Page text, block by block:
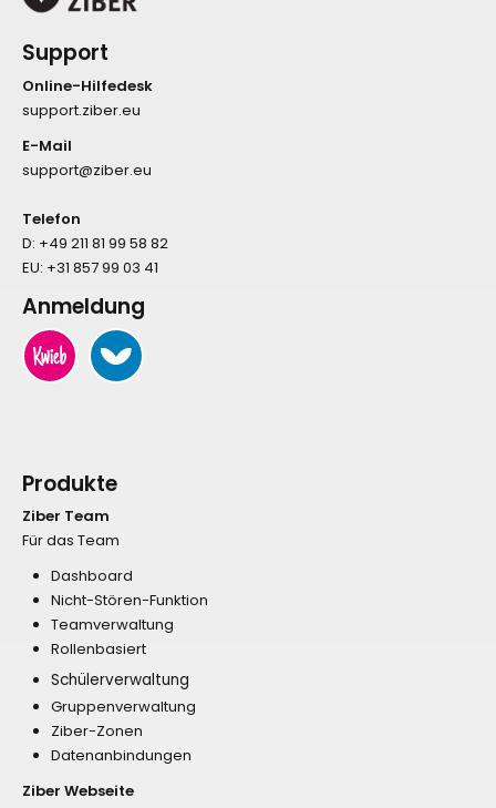
Support
Online-Hilfedesk
support.ziber.eu
E-Mail
support@ziber.eu
Telefon
D: +49 211 81 99 58 82
EU: +31 857 99 03 41
Anmeldung
Produkte
Ziber Team
Für das Team
Dashboard
Nicht-Stören-Funktion
Teamverwaltung
Rollenbasiert
Schülerverwaltung
Gruppenverwaltung
Ziber-Zonen
Datenanbindungen
Ziber Webseite